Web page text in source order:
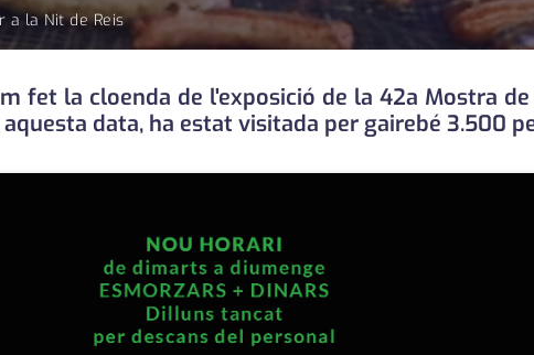
a la Nit de Reis
fet la cloenda de l'exposició de la 42a Mostra
data, ha estat visitada per gairebé 3.500